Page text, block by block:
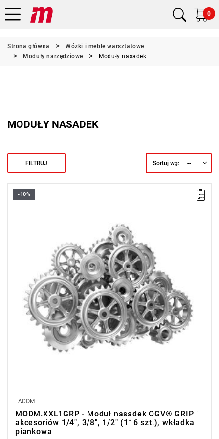
0
Strona główna
Wózki i meble warsztatowe
Moduły narzędziowe
Moduły nasadek
MODUŁY NASADEK
FILTRUJ Sortuj wg: --
• Zakres zestawu: 5,5 - 32 mm
• Grzechotki: R.PE360, RL.161, R.180, SXL.161, JL.161
-10%
FACOM
MODM.XXL1GRP - Moduł nasadek OGV® GRIP i
akcesoriów 1/4", 3/8", 1/2" (116 szt.), wkładka
piankowa